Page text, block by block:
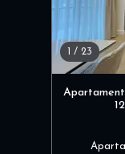
1 / 23